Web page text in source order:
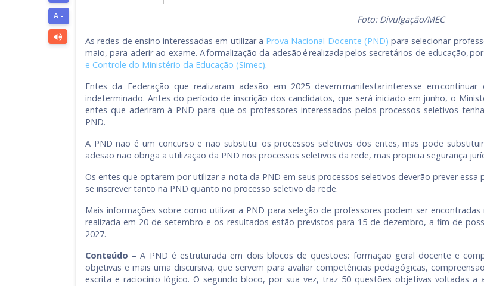
Foto: Divulgação/MEC
As redes de ensino interessadas em utilizar a Prova Nacional Docente (PND) para selecionar
maio, para aderir ao exame. A formalização da adesão é realizada pelos secretários de educação,
e Controle do Ministério da Educação (Simec).
Entes da Federação que realizaram adesão em 2025 devem manifestar interesse em continuar
indeterminado. Antes do período de inscrição dos candidatos, que será iniciado em junho, o
entes que aderiram à PND para que os professores interessados pelos processos seletivos
PND.
A PND não é um concurso e não substitui os processos seletivos dos entes, mas pode
adesão não obriga a utilização da PND nos processos seletivos da rede, mas propicia segurança
Os entes que optarem por utilizar a nota da PND em seus processos seletivos deverão prever
se inscrever tanto na PND quanto no processo seletivo da rede.
Mais informações sobre como utilizar a PND para seleção de professores podem ser encontradas
realizada em 20 de setembro e os resultados estão previstos para 15 de dezembro, a fim de
2027.
Conteúdo – A PND é estruturada em dois blocos de questões: formação geral docente e
objetivas e mais uma discursiva, que servem para avaliar competências pedagógicas,
escrita e raciocínio lógico. O segundo bloco, por sua vez, traz 50 questões objetivas voltadas a
A -